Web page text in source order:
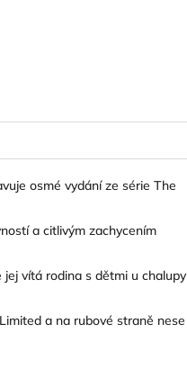
osmé vydání ze série The
a citlivým zachycením
vítá rodina s dětmi u chalupy
a na rubové straně nese